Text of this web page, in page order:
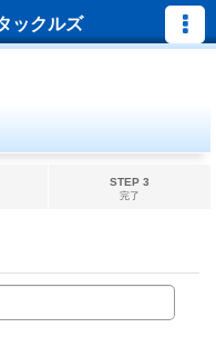
ックルズ
STEP 3
完了